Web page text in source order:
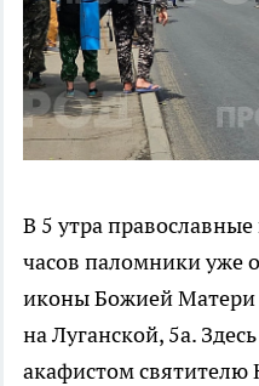
В 5 утра
часов паломники уже
иконы Божией Матери
на Луганской, 5а.
акафистом святителю